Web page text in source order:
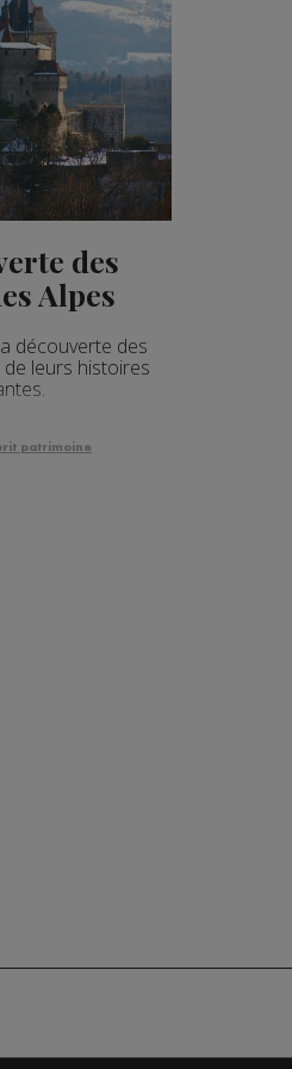
des
Alpes
découverte des
leurs histoires
patrimoine